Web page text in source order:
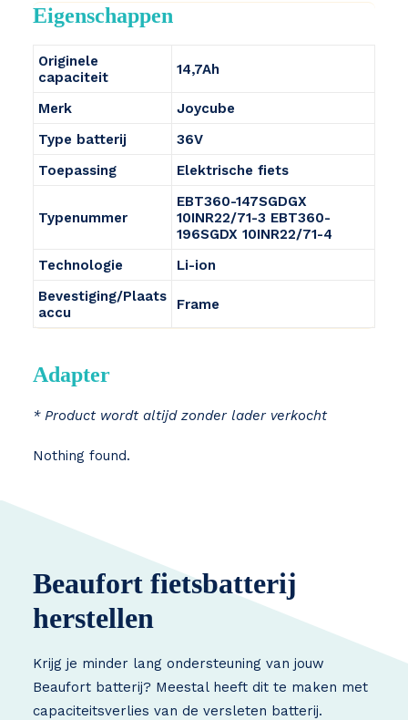
Eigenschappen
Originele
capaciteit
14,7Ah
Merk
Joycube
Type batterij
36V
Toepassing
Elektrische fiets
Typenummer
EBT360-147SGDGX
10INR22/71-3 EBT360-
196SGDX 10INR22/71-4
Technologie
Li-ion
Bevestiging/Plaats
accu
Frame
Adapter
* Product wordt altijd zonder lader verkocht
Nothing found.
Beaufort fietsbatterij
herstellen
Krijg je minder lang ondersteuning van jouw
Beaufort batterij? Meestal heeft dit te maken met
capaciteitsverlies van de versleten batterij.